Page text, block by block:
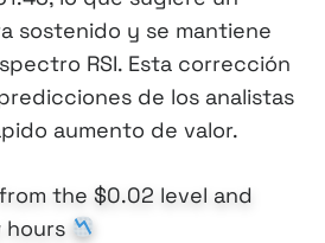
sostenido y se mantiene
RSI. Esta corrección
de los analistas
aumento de valor.
the $0.02 level and
hours